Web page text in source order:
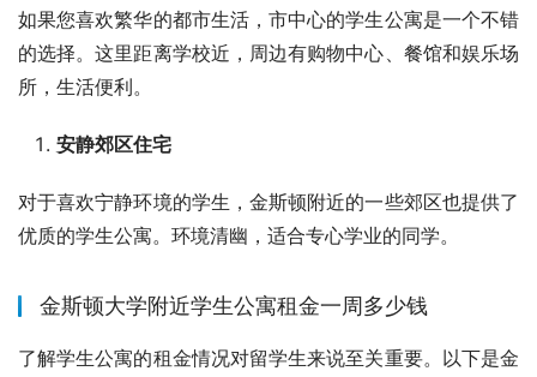
如果您喜欢繁华的都市生活，市中心的学生公寓是一个不错
的选择。这里距离学校近，周边有购物中心、餐馆和娱乐场
所，生活便利。
安静郊区住宅
对于喜欢宁静环境的学生，金斯顿附近的一些郊区也提供了
优质的学生公寓。环境清幽，适合专心学业的同学。
金斯顿大学附近学生公寓租金一周多少钱
了解学生公寓的租金情况对留学生来说至关重要。以下是金